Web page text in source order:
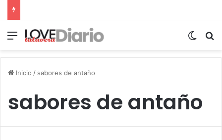
Menú
Inicio / sabores de antaño
sabores de antaño